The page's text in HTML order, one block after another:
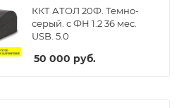
ККТ АТОЛ 20Ф. Темно-
серый. с ФН 1.2 36 мес.
USB. 5.0
50 000 руб.